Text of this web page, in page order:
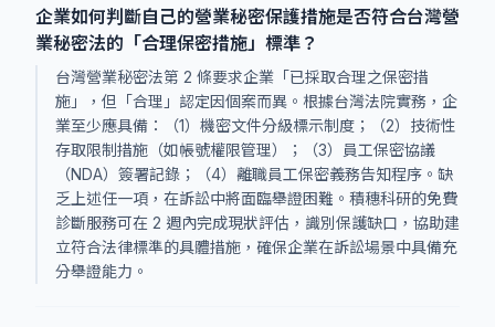
企業如何判斷自己的營業秘密保護措施是否符合台灣營
業秘密法的「合理保密措施」標準？
台灣營業秘密法第 2 條要求企業「已採取合理之保密措
施」，但「合理」認定因個案而異。根據台灣法院實務，企
業至少應具備：（1）機密文件分級標示制度；（2）技術性
存取限制措施（如帳號權限管理）；（3）員工保密協議
（NDA）簽署記錄；（4）離職員工保密義務告知程序。缺
乏上述任一項，在訴訟中將面臨舉證困難。積穗科研的免費
診斷服務可在 2 週內完成現狀評估，識別保護缺口，協助建
立符合法律標準的具體措施，確保企業在訴訟場景中具備充
分舉證能力。